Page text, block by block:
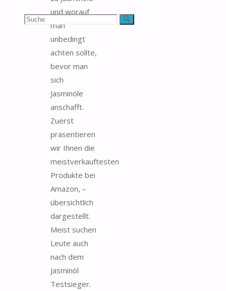
Suchen Suche
und worauf
man
unbedingt
achten sollte,
bevor man
sich
Jasminöle
anschafft.
Zuerst
präsentieren
wir Ihnen die
meistverkauftesten
Produkte bei
Amazon, –
übersichtlich
dargestellt.
Meist suchen
Leute auch
nach dem
Jasminöl
Testsieger.